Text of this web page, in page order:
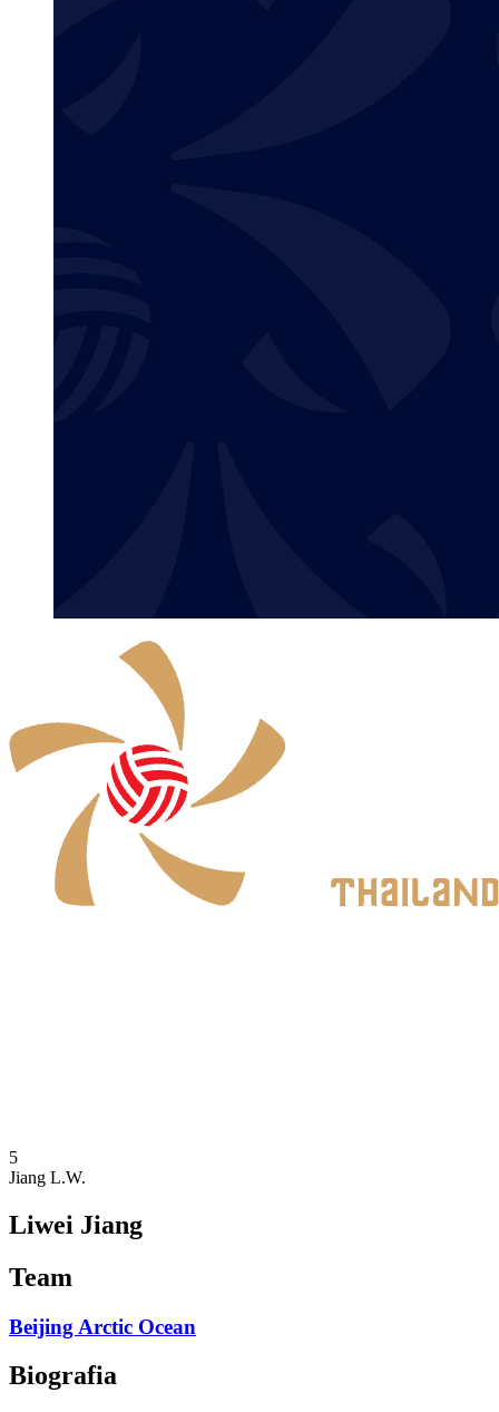
5
Jiang L.W.
Liwei Jiang
Team
Beijing Arctic Ocean
Biografia